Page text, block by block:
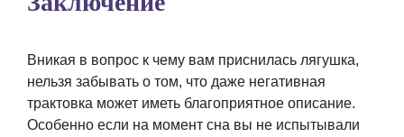
Вникая в вопрос к чему вам приснилась лягушка,
нельзя забывать о том, что даже негативная
трактовка может иметь благоприятное описание.
Особенно если на момент сна вы не испытывали